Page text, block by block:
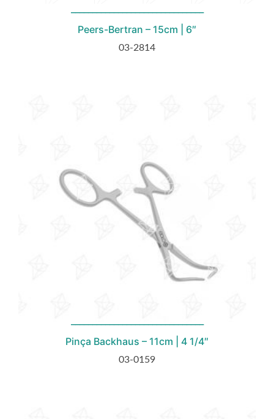
Peers-Bertran – 15cm | 6″
03-2814
Pinça Backhaus – 11cm | 4 1/4″
03-0159